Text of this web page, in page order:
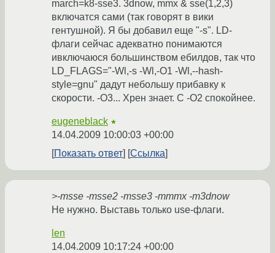
march=k8-sse3. 3dnow, mmx & sse(1,2,3)
включатся сами (так говорят в вики
гентушной). Я бы добавил еще "-s". LD-
флаги сейчас адекватно понимаются
ивключаюся большинством ебилдов, так что
LD_FLAGS="-Wl,-s -Wl,-O1 -Wl,--hash-
style=gnu" дадут небольшу прибавку к
скорости. -O3... Хрен знает. С -O2 спокойнее.
eugeneblack ★
14.04.2009 10:00:03 +00:00
Показать ответ
Ссылка
>-msse -msse2 -msse3 -mmmx -m3dnow
Не нужно. Выставь только use-флаги.
len
14.04.2009 10:17:24 +00:00